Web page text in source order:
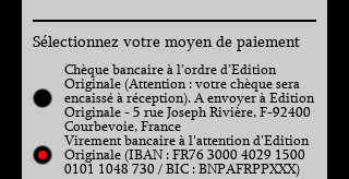
Sélectionnez votre moyen de paiement
Chèque bancaire à l’ordre d’Edition
Originale (Attention : votre chèque sera
encaissé à réception). A envoyer à Edition
Originale - 5 rue Joseph Rivière, F-92400
Courbevoie, France
Virement bancaire à l'attention d'Edition
Originale (IBAN : FR76 3000 4029 1500
0101 1048 730 / BIC : BNPAFRPPXXX)